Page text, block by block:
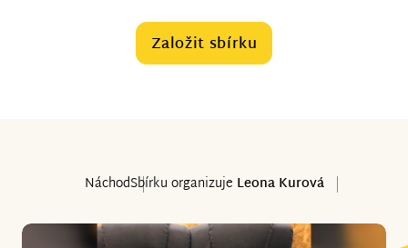
Založit sbírku
NáchodSbírku organizuje Leona Kurová